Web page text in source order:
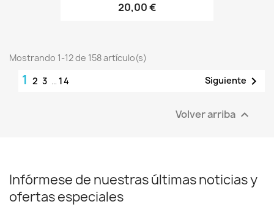
20,00 €
Mostrando 1-12 de 158 artículo(s)
1 2 3 … 14 Siguiente 
Volver arriba 
Infórmese de nuestras últimas noticias y
ofertas especiales